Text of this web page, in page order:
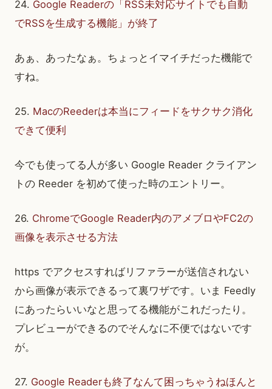
24. Google Readerの「RSS未対応サイトでも自動
でRSSを生成する機能」が終了
あぁ、あったなぁ。ちょっとイマイチだった機能で
すね。
25. MacのReederは本当にフィードをサクサク消化
できて便利
今でも使ってる人が多い Google Reader クライアン
トの Reeder を初めて使った時のエントリー。
26. ChromeでGoogle Reader内のアメブロやFC2の
画像を表示させる方法
https でアクセスすればリファラーが送信されない
から画像が表示できるって裏ワザです。いま Feedly
にあったらいいなと思ってる機能がこれだったり。
プレビューができるのでそんなに不便ではないです
が。
27. Google Readerも終了なんて困っちゃうねほんと